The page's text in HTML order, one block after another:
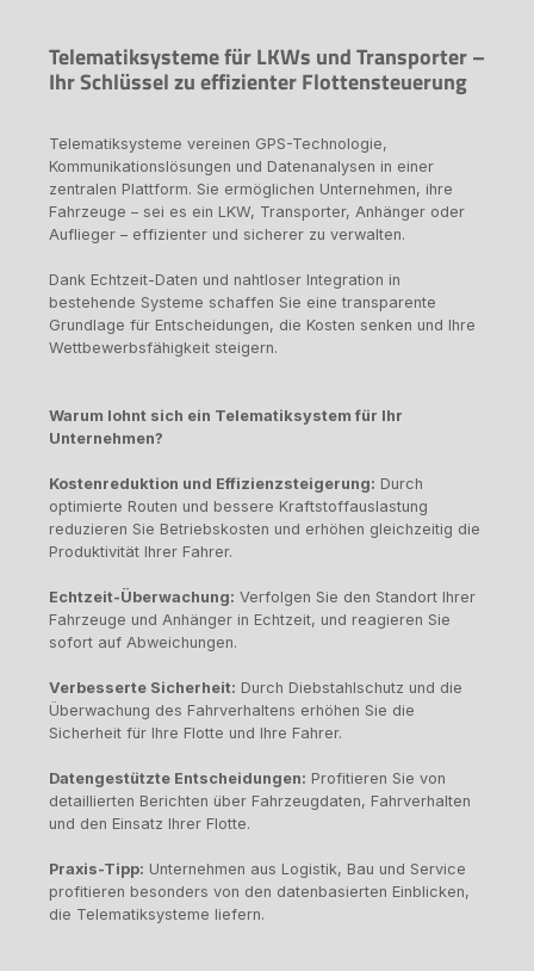
Telematiksysteme für LKWs und Transporter –
Ihr Schlüssel zu effizienter Flottensteuerung
Telematiksysteme vereinen GPS-Technologie,
Kommunikationslösungen und Datenanalysen in einer
zentralen Plattform. Sie ermöglichen Unternehmen, ihre
Fahrzeuge – sei es ein LKW, Transporter, Anhänger oder
Auflieger – effizienter und sicherer zu verwalten.
Dank Echtzeit-Daten und nahtloser Integration in
bestehende Systeme schaffen Sie eine transparente
Grundlage für Entscheidungen, die Kosten senken und Ihre
Wettbewerbsfähigkeit steigern.
Warum lohnt sich ein Telematiksystem für Ihr
Unternehmen?
Kostenreduktion und Effizienzsteigerung: Durch
optimierte Routen und bessere Kraftstoffauslastung
reduzieren Sie Betriebskosten und erhöhen gleichzeitig die
Produktivität Ihrer Fahrer.
Echtzeit-Überwachung: Verfolgen Sie den Standort Ihrer
Fahrzeuge und Anhänger in Echtzeit, und reagieren Sie
sofort auf Abweichungen.
Verbesserte Sicherheit: Durch Diebstahlschutz und die
Überwachung des Fahrverhaltens erhöhen Sie die
Sicherheit für Ihre Flotte und Ihre Fahrer.
Datengestützte Entscheidungen: Profitieren Sie von
detaillierten Berichten über Fahrzeugdaten, Fahrverhalten
und den Einsatz Ihrer Flotte.
Praxis-Tipp: Unternehmen aus Logistik, Bau und Service
profitieren besonders von den datenbasierten Einblicken,
die Telematiksysteme liefern.